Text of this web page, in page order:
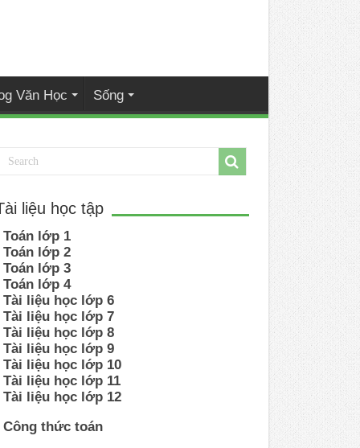
Văn Học Sống
liệu học tập
Toán lớp 1
Toán lớp 2
Toán lớp 3
Toán lớp 4
Tài liệu học lớp 6
Tài liệu học lớp 7
Tài liệu học lớp 8
Tài liệu học lớp 9
Tài liệu học lớp 10
Tài liệu học lớp 11
Tài liệu học lớp 12
Công thức toán